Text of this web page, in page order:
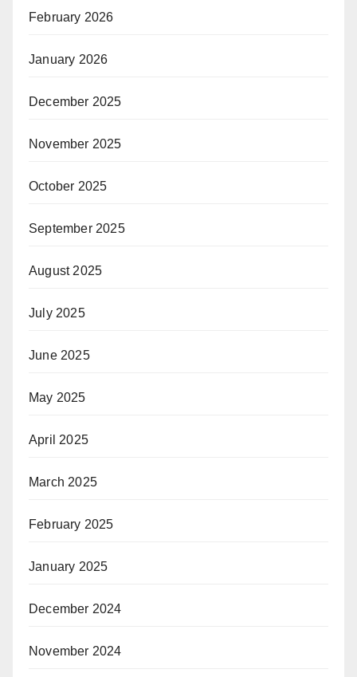
February 2026
January 2026
December 2025
November 2025
October 2025
September 2025
August 2025
July 2025
June 2025
May 2025
April 2025
March 2025
February 2025
January 2025
December 2024
November 2024